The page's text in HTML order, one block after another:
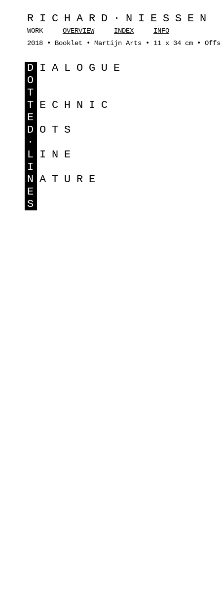
RICHARD·NIESSEN
WORK OVERVIEW INDEX
INFO
2018 • Booklet • Martijn Arts • 11 x 34 cm •
D IALOGUE
O
T
T ECHNIC
E
D OTS
·
L INE
I
N ATURE
E
S